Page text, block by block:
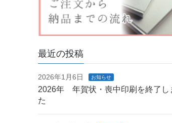
最近の投稿
2026年1月6日 お知らせ
2026年 年賀状・喪中印刷を終了し
た